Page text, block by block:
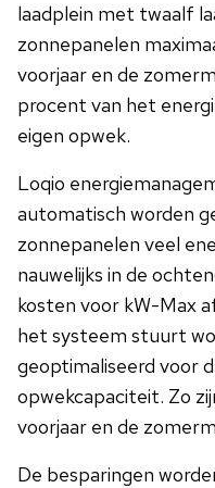
laadplein met twaalf
zonnepanelen
voorjaar en de
procent van het
eigen opwek.
Loqio
automatisch worden
zonnepanelen veel
nauwelijks in de
kosten voor kW-Max
het systeem stuurt
geoptimaliseerd voor
opwekcapaciteit. Zo
voorjaar en de
De besparingen